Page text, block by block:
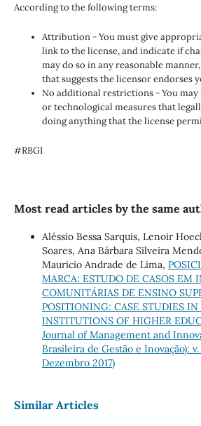
According to the following terms:
Attribution - You must give
link to the license, and indicate if
may do so in any reasonable
that suggests the licensor endorses
No additional restrictions - You
or technological measures that
doing anything that the license
#RBGI
Most read articles by the same
Aléssio Bessa Sarquis, Lenoir
Soares, Ana Bárbara Silveira
Mauricio Andrade de Lima,
MARCA: ESTUDO DE CASOS EM
COMUNITÁRIAS DE ENSINO
POSITIONING: CASE STUDIES
INSTITUTIONS OF HIGHER
Journal of Management and
Brasileira de Gestão e Inovação):
Dezembro 2017)
Similar Articles